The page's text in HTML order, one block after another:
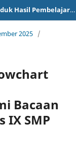
Seminar Nasional dan Gelar Karya Produk Hasil Pembelajaran
2025 /
Bacaan
IX SMP